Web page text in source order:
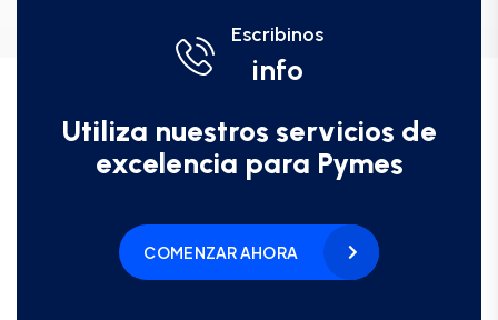
Escribinos
info
Utiliza nuestros servicios de
excelencia para Pymes
COMENZAR AHORA